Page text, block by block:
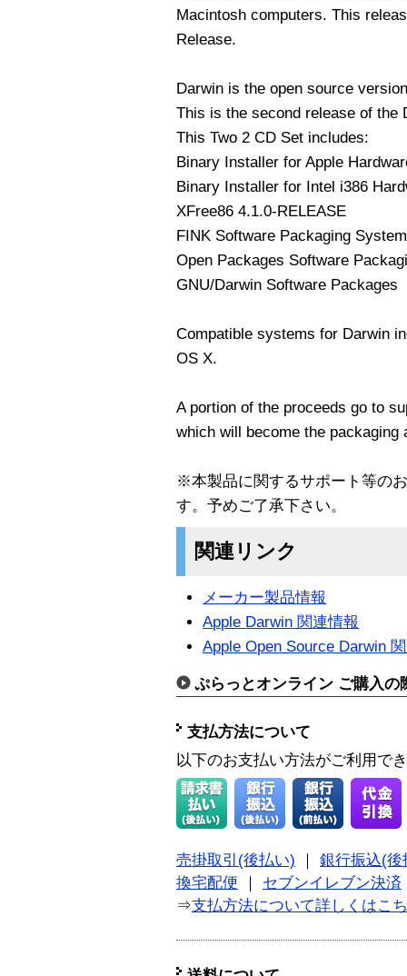
Macintosh computers. This
Release.
Darwin is the open source
This is the second release of the
This Two 2 CD Set includes:
Binary Installer for Apple
Binary Installer for Intel i386
XFree86 4.1.0-RELEASE
FINK Software Packaging System
Open Packages Software
GNU/Darwin Software Packages
Compatible systems for Darwin
OS X.
A portion of the proceeds go to
which will become the
※本製品に関するサポート等の
す。予めご了承下さい。
関連リンク
メーカー製品情報
Apple Darwin 関連情報
Apple Open Source Darwin
ぷらっとオンライン ご購入の
支払方法について
以下のお支払い方法がご利用で
売掛取引(後払い)
銀行振込(後
換宅配便
セブンイレブン決済
⇒支払方法について詳しくはこ